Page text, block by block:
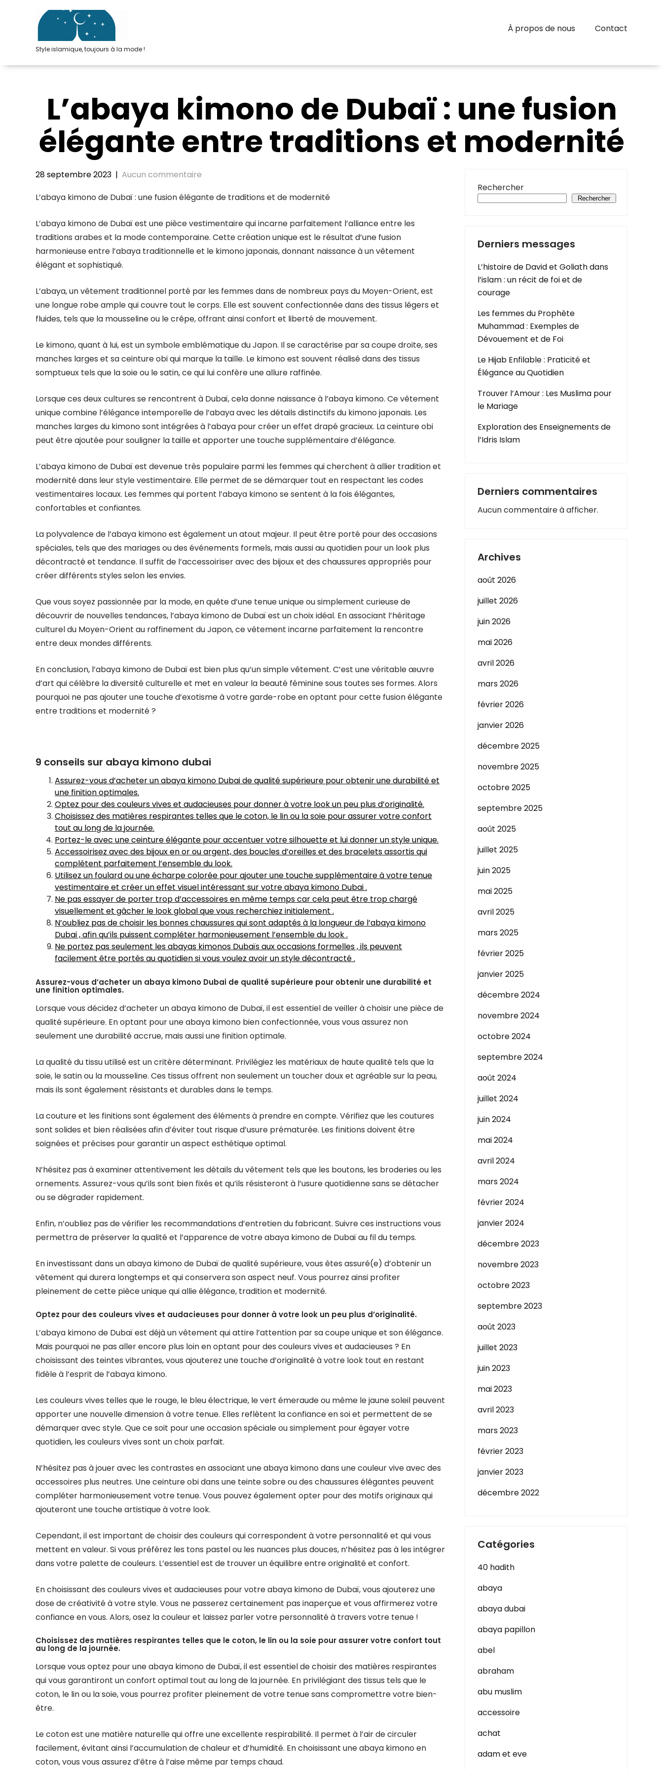
Style islamique, toujours à la mode !
À propos de nous Contact
L’abaya kimono de Dubaï : une fusion
élégante entre traditions et modernité
28 septembre 2023 | Aucun commentaire
L’abaya kimono de Dubaï : une fusion élégante de traditions et de modernité
L’abaya kimono de Dubaï est une pièce vestimentaire qui incarne parfaitement l’alliance entre les
traditions arabes et la mode contemporaine. Cette création unique est le résultat d’une fusion
harmonieuse entre l’abaya traditionnelle et le kimono japonais, donnant naissance à un vêtement
élégant et sophistiqué.
L’abaya, un vêtement traditionnel porté par les femmes dans de nombreux pays du Moyen-Orient, est
une longue robe ample qui couvre tout le corps. Elle est souvent confectionnée dans des tissus légers et
fluides, tels que la mousseline ou le crêpe, offrant ainsi confort et liberté de mouvement.
Le kimono, quant à lui, est un symbole emblématique du Japon. Il se caractérise par sa coupe droite, ses
manches larges et sa ceinture obi qui marque la taille. Le kimono est souvent réalisé dans des tissus
somptueux tels que la soie ou le satin, ce qui lui confère une allure raffinée.
Lorsque ces deux cultures se rencontrent à Dubaï, cela donne naissance à l’abaya kimono. Ce vêtement
unique combine l’élégance intemporelle de l’abaya avec les détails distinctifs du kimono japonais. Les
manches larges du kimono sont intégrées à l’abaya pour créer un effet drapé gracieux. La ceinture obi
peut être ajoutée pour souligner la taille et apporter une touche supplémentaire d’élégance.
L’abaya kimono de Dubaï est devenue très populaire parmi les femmes qui cherchent à allier tradition et
modernité dans leur style vestimentaire. Elle permet de se démarquer tout en respectant les codes
vestimentaires locaux. Les femmes qui portent l’abaya kimono se sentent à la fois élégantes,
confortables et confiantes.
La polyvalence de l’abaya kimono est également un atout majeur. Il peut être porté pour des occasions
spéciales, tels que des mariages ou des événements formels, mais aussi au quotidien pour un look plus
décontracté et tendance. Il suffit de l’accessoiriser avec des bijoux et des chaussures appropriés pour
créer différents styles selon les envies.
Que vous soyez passionnée par la mode, en quête d’une tenue unique ou simplement curieuse de
découvrir de nouvelles tendances, l’abaya kimono de Dubaï est un choix idéal. En associant l’héritage
culturel du Moyen-Orient au raffinement du Japon, ce vêtement incarne parfaitement la rencontre
entre deux mondes différents.
En conclusion, l’abaya kimono de Dubaï est bien plus qu’un simple vêtement. C’est une véritable œuvre
d’art qui célèbre la diversité culturelle et met en valeur la beauté féminine sous toutes ses formes. Alors
pourquoi ne pas ajouter une touche d’exotisme à votre garde-robe en optant pour cette fusion élégante
entre traditions et modernité ?
9 conseils sur abaya kimono dubai
Assurez-vous d’acheter un abaya kimono Dubai de qualité supérieure pour obtenir une durabilité et
une finition optimales.
Optez pour des couleurs vives et audacieuses pour donner à votre look un peu plus d’originalité.
Choisissez des matières respirantes telles que le coton, le lin ou la soie pour assurer votre confort
tout au long de la journée.
Portez-le avec une ceinture élégante pour accentuer votre silhouette et lui donner un style unique.
Accessoirisez avec des bijoux en or ou argent, des boucles d’oreilles et des bracelets assortis qui
complètent parfaitement l’ensemble du look.
Utilisez un foulard ou une écharpe colorée pour ajouter une touche supplémentaire à votre tenue
vestimentaire et créer un effet visuel intéressant sur votre abaya kimono Dubai .
Ne pas essayer de porter trop d’accessoires en même temps car cela peut être trop chargé
visuellement et gâcher le look global que vous recherchiez initialement .
N’oubliez pas de choisir les bonnes chaussures qui sont adaptés à la longueur de l’abaya kimono
Dubai , afin qu’ils puissent compléter harmonieusement l’ensemble du look .
Ne portez pas seulement les abayas kimonos Dubaïs aux occasions formelles , ils peuvent
facilement être portés au quotidien si vous voulez avoir un style décontracté .
Assurez-vous d’acheter un abaya kimono Dubai de qualité supérieure pour obtenir une durabilité et
une finition optimales.
Lorsque vous décidez d’acheter un abaya kimono de Dubaï, il est essentiel de veiller à choisir une pièce de
qualité supérieure. En optant pour une abaya kimono bien confectionnée, vous vous assurez non
seulement une durabilité accrue, mais aussi une finition optimale.
La qualité du tissu utilisé est un critère déterminant. Privilégiez les matériaux de haute qualité tels que la
soie, le satin ou la mousseline. Ces tissus offrent non seulement un toucher doux et agréable sur la peau,
mais ils sont également résistants et durables dans le temps.
La couture et les finitions sont également des éléments à prendre en compte. Vérifiez que les coutures
sont solides et bien réalisées afin d’éviter tout risque d’usure prématurée. Les finitions doivent être
soignées et précises pour garantir un aspect esthétique optimal.
N’hésitez pas à examiner attentivement les détails du vêtement tels que les boutons, les broderies ou les
ornements. Assurez-vous qu’ils sont bien fixés et qu’ils résisteront à l’usure quotidienne sans se détacher
ou se dégrader rapidement.
Enfin, n’oubliez pas de vérifier les recommandations d’entretien du fabricant. Suivre ces instructions vous
permettra de préserver la qualité et l’apparence de votre abaya kimono de Dubaï au fil du temps.
En investissant dans un abaya kimono de Dubaï de qualité supérieure, vous êtes assuré(e) d’obtenir un
vêtement qui durera longtemps et qui conservera son aspect neuf. Vous pourrez ainsi profiter
pleinement de cette pièce unique qui allie élégance, tradition et modernité.
Optez pour des couleurs vives et audacieuses pour donner à votre look un peu plus d’originalité.
L’abaya kimono de Dubaï est déjà un vêtement qui attire l’attention par sa coupe unique et son élégance.
Mais pourquoi ne pas aller encore plus loin en optant pour des couleurs vives et audacieuses ? En
choisissant des teintes vibrantes, vous ajouterez une touche d’originalité à votre look tout en restant
fidèle à l’esprit de l’abaya kimono.
Les couleurs vives telles que le rouge, le bleu électrique, le vert émeraude ou même le jaune soleil peuvent
apporter une nouvelle dimension à votre tenue. Elles reflètent la confiance en soi et permettent de se
démarquer avec style. Que ce soit pour une occasion spéciale ou simplement pour égayer votre
quotidien, les couleurs vives sont un choix parfait.
N’hésitez pas à jouer avec les contrastes en associant une abaya kimono dans une couleur vive avec des
accessoires plus neutres. Une ceinture obi dans une teinte sobre ou des chaussures élégantes peuvent
compléter harmonieusement votre tenue. Vous pouvez également opter pour des motifs originaux qui
ajouteront une touche artistique à votre look.
Cependant, il est important de choisir des couleurs qui correspondent à votre personnalité et qui vous
mettent en valeur. Si vous préférez les tons pastel ou les nuances plus douces, n’hésitez pas à les intégrer
dans votre palette de couleurs. L’essentiel est de trouver un équilibre entre originalité et confort.
En choisissant des couleurs vives et audacieuses pour votre abaya kimono de Dubaï, vous ajouterez une
dose de créativité à votre style. Vous ne passerez certainement pas inaperçue et vous affirmerez votre
confiance en vous. Alors, osez la couleur et laissez parler votre personnalité à travers votre tenue !
Choisissez des matières respirantes telles que le coton, le lin ou la soie pour assurer votre confort tout
au long de la journée.
Lorsque vous optez pour une abaya kimono de Dubaï, il est essentiel de choisir des matières respirantes
qui vous garantiront un confort optimal tout au long de la journée. En privilégiant des tissus tels que le
coton, le lin ou la soie, vous pourrez profiter pleinement de votre tenue sans compromettre votre bien-
être.
Le coton est une matière naturelle qui offre une excellente respirabilité. Il permet à l’air de circuler
facilement, évitant ainsi l’accumulation de chaleur et d’humidité. En choisissant une abaya kimono en
coton, vous vous assurez d’être à l’aise même par temps chaud.
Rechercher
Rechercher
Derniers messages
L’histoire de David et Goliath dans
l’islam : un récit de foi et de
courage
Les femmes du Prophète
Muhammad : Exemples de
Dévouement et de Foi
Le Hijab Enfilable : Praticité et
Élégance au Quotidien
Trouver l’Amour : Les Muslima pour
le Mariage
Exploration des Enseignements de
l’Idris Islam
Derniers commentaires
Aucun commentaire à afficher.
Archives
août 2026
juillet 2026
juin 2026
mai 2026
avril 2026
mars 2026
février 2026
janvier 2026
décembre 2025
novembre 2025
octobre 2025
septembre 2025
août 2025
juillet 2025
juin 2025
mai 2025
avril 2025
mars 2025
février 2025
janvier 2025
décembre 2024
novembre 2024
octobre 2024
septembre 2024
août 2024
juillet 2024
juin 2024
mai 2024
avril 2024
mars 2024
février 2024
janvier 2024
décembre 2023
novembre 2023
octobre 2023
septembre 2023
août 2023
juillet 2023
juin 2023
mai 2023
avril 2023
mars 2023
février 2023
janvier 2023
décembre 2022
Catégories
40 hadith
abaya
abaya dubai
abaya papillon
abel
abraham
abu muslim
accessoire
achat
adam et eve